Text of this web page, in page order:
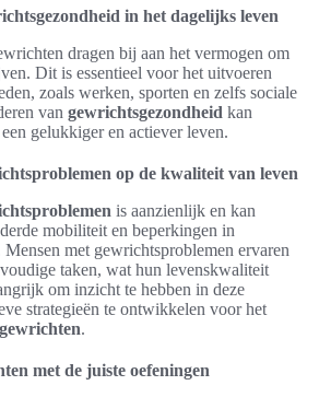
in het dagelijks leven
dragen bij aan het vermogen om
Dit is essentieel voor het uitvoeren
zoals werken, sporten en zelfs sociale
van gewrichtsgezondheid kan
gelukkiger en actiever leven.
op de kwaliteit van leven
is aanzienlijk en kan
mobiliteit en beperkingen in
met gewrichtsproblemen ervaren
taken, wat hun levenskwaliteit
om inzicht te hebben in deze
strategieën te ontwikkelen voor het
.
met de juiste oefeningen